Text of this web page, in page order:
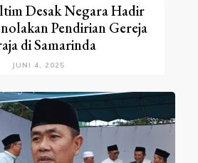
Desak Negara Hadir
Pendirian Gereja
di Samarinda
JUNI 4, 2025